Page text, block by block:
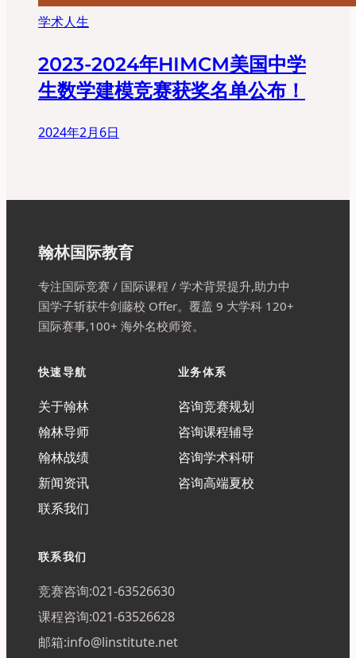
学术人生
2023-2024年HIMCM美国中学
生数学建模竞赛获奖名单公布！
2024年2月6日
翰林国际教育
专注国际竞赛 / 国际课程 / 学术背景提升,助力中
国学子斩获牛剑藤校 Offer。覆盖 9 大学科 120+
国际赛事,100+ 海外名校师资。
快速导航
关于翰林
翰林导师
翰林战绩
新闻资讯
联系我们
业务体系
咨询竞赛规划
咨询课程辅导
咨询学术科研
咨询高端夏校
联系我们
竞赛咨询:021-63526630
课程咨询:021-63526628
邮箱:info@linstitute.net